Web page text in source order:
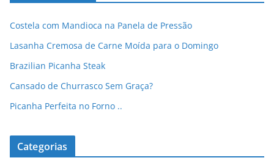
Costela com Mandioca na Panela de Pressão
Lasanha Cremosa de Carne Moída para o Domingo
Brazilian Picanha Steak
Cansado de Churrasco Sem Graça?
Picanha Perfeita no Forno ..
Categorias